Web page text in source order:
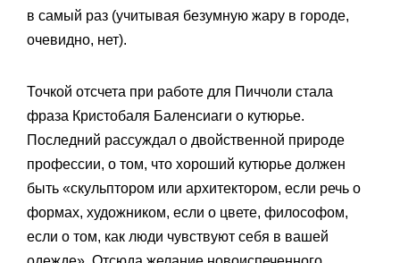
в самый раз (учитывая безумную жару в городе,
очевидно, нет).
Точкой отсчета при работе для Пиччоли стала
фраза Кристобаля Баленсиаги о кутюрье.
Последний рассуждал о двойственной природе
профессии, о том, что хороший кутюрье должен
быть «скульптором или архитектором, если речь о
формах, художником, если о цвете, философом,
если о том, как люди чувствуют себя в вашей